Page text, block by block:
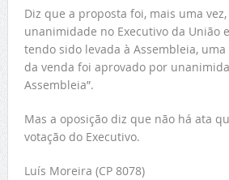
Diz que a proposta foi, mais uma
unanimidade no Executivo da União
tendo sido levada à Assembleia,
da venda foi aprovado por
Assembleia”.
Mas a oposição diz que não há ata
votação do Executivo.
Luís Moreira (CP 8078)